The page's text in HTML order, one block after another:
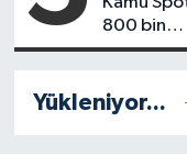
800 bin
indirmeyi
Yükleniyor...